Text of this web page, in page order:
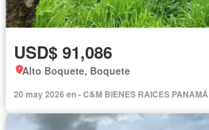
USD$ 91,086
Alto Boquete, Boquete
20 may 2026 en - C&M BIENES RAICES PANAMÁ